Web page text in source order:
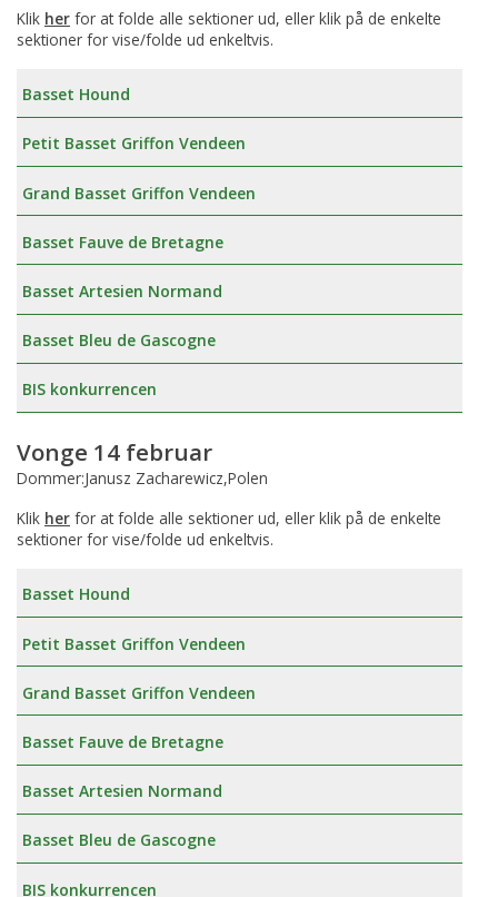
Klik her for at folde alle sektioner ud, eller klik på de enkelte
sektioner for vise/folde ud enkeltvis.
Basset Hound
Petit Basset Griffon Vendeen
Grand Basset Griffon Vendeen
Basset Fauve de Bretagne
Basset Artesien Normand
Basset Bleu de Gascogne
BIS konkurrencen
Vonge 14 februar
Dommer:Janusz Zacharewicz,Polen
Klik her for at folde alle sektioner ud, eller klik på de enkelte
sektioner for vise/folde ud enkeltvis.
Basset Hound
Petit Basset Griffon Vendeen
Grand Basset Griffon Vendeen
Basset Fauve de Bretagne
Basset Artesien Normand
Basset Bleu de Gascogne
BIS konkurrencen